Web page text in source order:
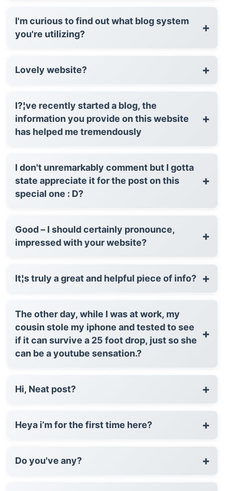
I'm curious to find out what blog system
you're utilizing?
+
Lovely website? +
I?¦ve recently started a blog, the
information you provide on this website
has helped me tremendously
+
I don't unremarkably comment but I gotta
state appreciate it for the post on this
special one : D?
+
Good – I should certainly pronounce,
impressed with your website?
+
It¦s truly a great and helpful piece of info? +
The other day, while I was at work, my
cousin stole my iphone and tested to see
if it can survive a 25 foot drop, just so she
can be a youtube sensation.?
+
Hi, Neat post? +
Heya i’m for the first time here? +
Do you've any? +